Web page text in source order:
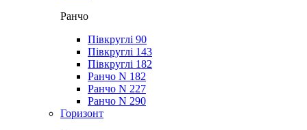
Ранчо
Півкруглі 90
Півкруглі 143
Півкруглі 182
Ранчо N 182
Ранчо N 227
Ранчо N 290
Горизонт